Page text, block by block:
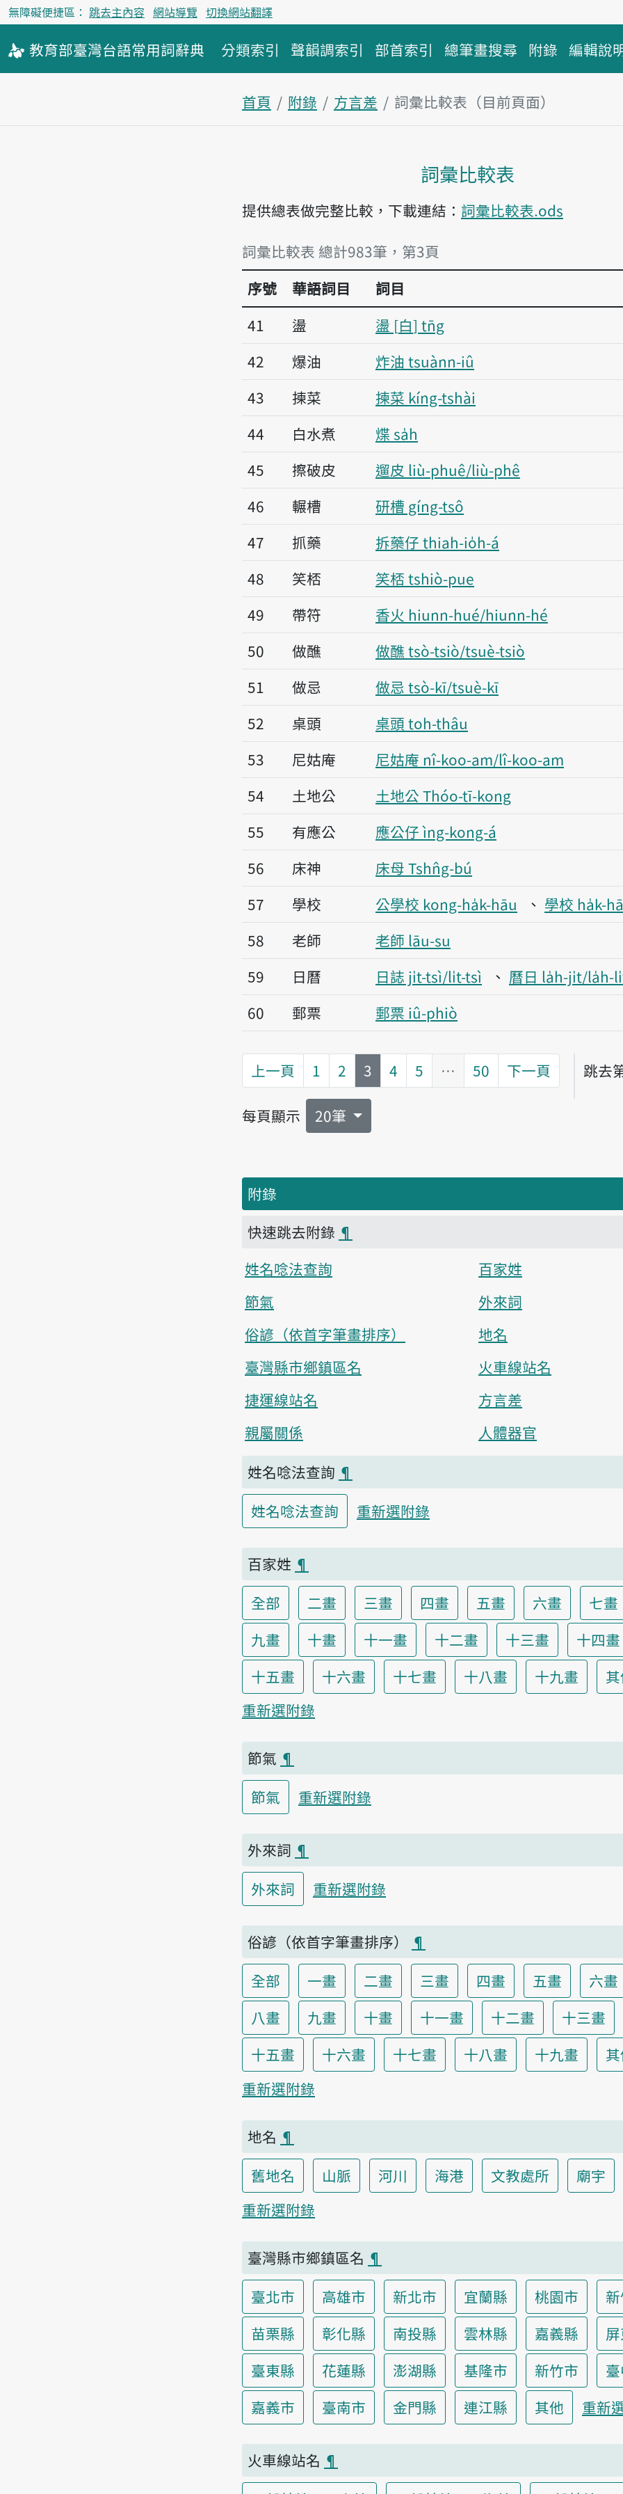
無障礙便捷區： 跳去主內容 網站導覽 切換網站翻譯
教育部臺灣台語常用詞辭典 分類索引 聲韻調索引 部首索引 總筆畫搜尋 附錄 編輯說
首頁 附錄 方言差 詞彙比較表（目前頁面）
詞彙比較表
提供總表做完整比較，下載連結： 詞彙比較表.ods
詞彙比較表 總計983筆，第3頁
序號
華語詞目
詞目
41
盪 盪 白 tn̄g
42
爆油
炸油 tsuànn-iû
43
揀菜
揀菜 kíng-tshài
44
白水煮
煠 sa̍h
45
擦破皮
遛皮 liù-phuê/liù-phê
46
輾槽
研槽 gíng-tsô
47
抓藥
拆藥仔 thiah-io̍h-á
48
笑桮
笑桮 tshiò-pue
49
帶符
香火 hiunn-hué/hiunn-hé
50
做醮
做醮 tsò-tsiò/tsuè-tsiò
51
做忌
做忌 tsò-kī/tsuè-kī
52
桌頭
桌頭 toh-thâu
53
尼姑庵
尼姑庵 nî-koo-am/lî-koo-am
54
土地公
土地公 Thóo-tī-kong
55
有應公
應公仔 ìng-kong-á
56
床神
床母 Tshn̂g-bú
57
學校 公學校 kong-ha̍k-hāu
學校 ha̍k-
58
老師
老師 lāu-su
59
日曆 日誌 ji̍t-tsì/li̍t-tsì
曆日 la̍h-ji̍t/la̍h-
60
郵票 郵票 iû-phiò
上一頁 1 2 第
3 4 5 … 50 下一頁 跳去
頁碼
每頁顯示
20筆
附錄
快速跳去附錄 ¶
姓名唸法查詢
百家姓
節氣
外來詞
俗諺（依首字筆畫排序）
地名
臺灣縣市鄉鎮區名
火車線站名
捷運線站名
方言差
親屬關係
人體器官
姓名唸法查詢 ¶
姓名唸法查詢
重新選附錄
百家姓 ¶
全部
二畫 三畫 四畫 五畫 六畫
七畫
九畫
十畫 十一畫 十二畫 十三畫
十四畫
十五畫
十六畫 十七畫 十八畫 十九畫
重新選附錄
節氣 ¶
節氣
重新選附錄
外來詞 ¶
外來詞
重新選附錄
俗諺（依首字筆畫排序）
¶
全部
一畫 二畫 三畫 四畫 五畫
六畫
八畫
九畫 十畫 十一畫 十二畫
十三畫
十五畫
十六畫 十七畫 十八畫 十九畫
重新選附錄
地名 ¶
舊地名
山脈 河川 海港 文教處所
廟宇
重新選附錄
臺灣縣市鄉鎮區名 ¶
臺北市
高雄市 新北市 宜蘭縣 桃園市
苗栗縣
彰化縣 南投縣 雲林縣 嘉義縣
臺東縣
花蓮縣 澎湖縣 基隆市 新竹市
嘉義市
臺南市 金門縣 連江縣 其他 重新
火車線站名 ¶